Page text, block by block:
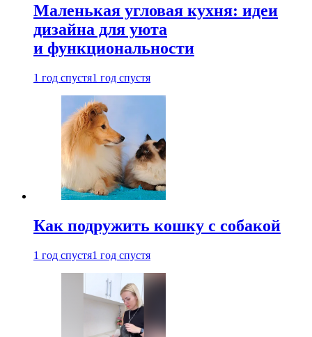
Маленькая угловая кухня: идеи
дизайна для уюта
и функциональности
1 год спустя1 год спустя
Как подружить кошку с собакой
1 год спустя1 год спустя